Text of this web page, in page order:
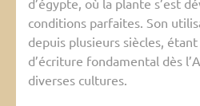
d’égypte, où la plante s’est
conditions parfaites. Son
depuis plusieurs siècles,
d’écriture fondamental dès
diverses cultures.